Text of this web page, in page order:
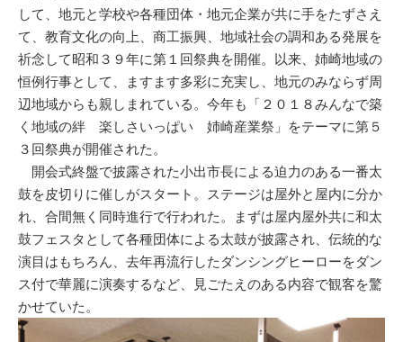
して、地元と学校や各種団体・地元企業が共に手をたずさえ
て、教育文化の向上、商工振興、地域社会の調和ある発展を
祈念して昭和３９年に第１回祭典を開催。以来、姉崎地域の
恒例行事として、ますます多彩に充実し、地元のみならず周
辺地域からも親しまれている。今年も「２０１８みんなで築
く地域の絆 楽しさいっぱい 姉崎産業祭」をテーマに第５
３回祭典が開催された。
開会式終盤で披露された小出市長による迫力のある一番太
鼓を皮切りに催しがスタート。ステージは屋外と屋内に分か
れ、合間無く同時進行で行われた。まずは屋内屋外共に和太
鼓フェスタとして各種団体による太鼓が披露され、伝統的な
演目はもちろん、去年再流行したダンシングヒーローをダン
ス付で華麗に演奏するなど、見ごたえのある内容で観客を驚
かせていた。